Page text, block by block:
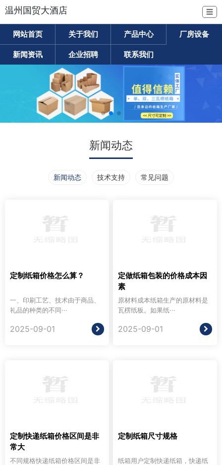
温州国贸大酒店 ☰
网站首页 关于我们 产品中心 厂房设备
新闻资讯 企业招聘 联系我们
新闻动态
新闻动态 技术支持 常见问题
定制纸箱价格怎么算？
一、印刷工艺、技术由于商品、
礼品的种类的不同···
2025-09-01
定做纸箱包装的价格成本因
素
原材料成本纸箱生产的原材料是
瓦楞纸板。如果纸···
2025-09-01
定制快递纸箱价格区间是非
常大
不同规格快递纸箱价格区间是非
定制纸箱尺寸规格
纸箱用户定制快递纸箱，快递纸